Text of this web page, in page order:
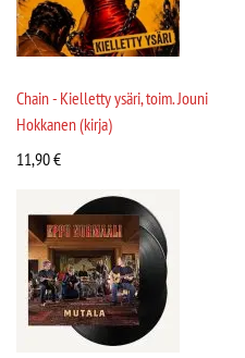
Chain - Kielletty ysäri, toim. Jouni
Hokkanen (kirja)
11,90€